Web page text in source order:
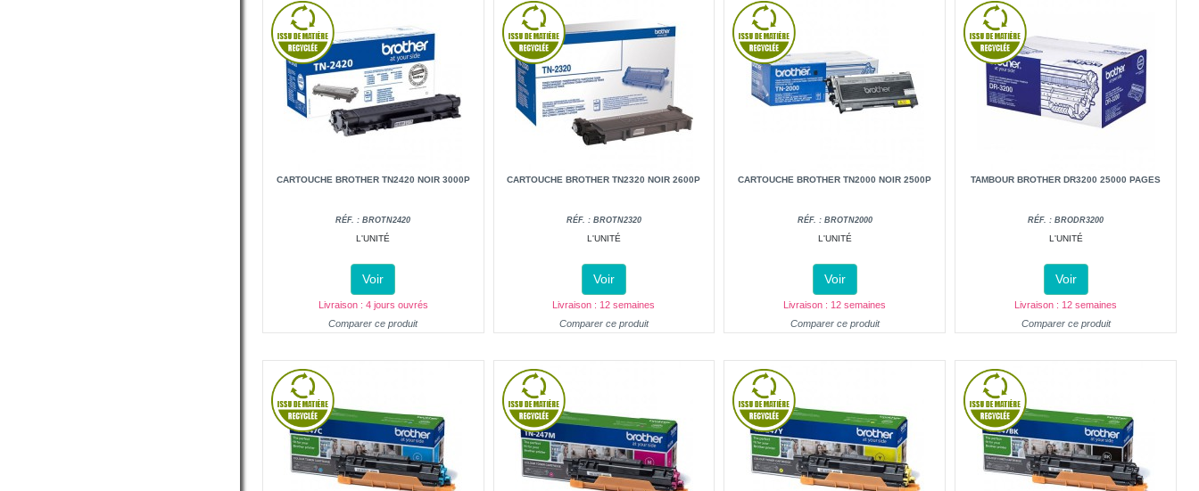
CARTOUCHE BROTHER TN2420 NOIR 3000P
RÉF. : BROTN2420
L'UNITÉ
Voir
Livraison : 4 jours ouvrés
Comparer ce produit
CARTOUCHE BROTHER TN2320 NOIR 2600P
RÉF. : BROTN2320
L'UNITÉ
Voir
Livraison : 12 semaines
Comparer ce produit
CARTOUCHE BROTHER TN2000 NOIR 2500P
RÉF. : BROTN2000
L'UNITÉ
Voir
Livraison : 12 semaines
Comparer ce produit
TAMBOUR BROTHER DR3200 25000 PAGES
RÉF. : BRODR3200
L'UNITÉ
Voir
Livraison : 12 semaines
Comparer ce produit